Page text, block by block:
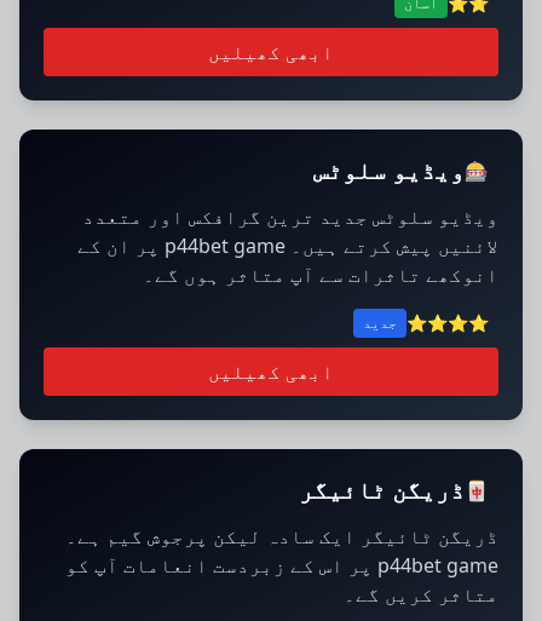
ابھی کھیلیں
🎰ویڈیو سلوٹس
ویڈیو سلوٹس جدید ترین گرافکس اور متعدد
لائنیں پیش کرتے ہیں۔ p44bet game پر ان کے
انوکھے تاثرات سے آپ متاثر ہوں گے۔
⭐⭐⭐⭐ جدید
ابھی کھیلیں
🀄 ڈریگن ٹائیگر
ڈریگن ٹائیگر ایک سادہ لیکن پرجوش گیم ہے۔
p44bet game پر اس کے زبردست انعامات آپ کو
متاثر کریں گے۔